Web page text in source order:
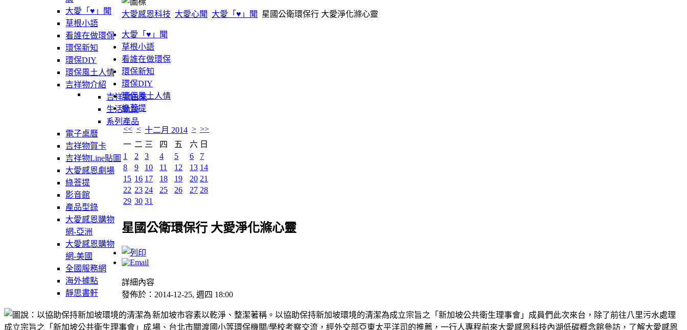
大愛「♥」聞
草根小語
看誰在做環保
環保新知
環保DIY
環保風土人情
吉祥物介紹
吉祥物由來
生活軌跡
系列產品
電子桌曆
吉祥物賀卡
吉祥物Line貼圖
大愛感恩劇場
綠菩提
影音館
產品型錄
大愛感恩購物
網-亞洲
大愛感恩購物
網-美國
全國服務網
海外據點
靜思書軒
大愛感恩科技 大愛心聞 大愛「♥」聞 星國公衛環保行 大愛淨化滌心靈
大愛「♥」聞
草根小語
看誰在做環保
環保新知
環保DIY
環保風土人情
綠菩提
<< < 十二月 2014 > >>
一 二 三 四 五 六 日
1
2 3 4 5 6
7
8
9 10 11 12 13 14
15 16 17 18 19 20 21
22 23 24 25 26 27 28
29 30 31
星國公衛環保行 大愛淨化滌心靈
詳細內容
發佈於：2014-12-25, 週四 18:00
新加坡市容素以乾淨、整潔著稱。以協助保持新加坡環境的清潔為成立宗旨之「新加坡公共衛生理事會」成員們此次來台，除了前往八里污水處理
場、台北市關渡國小等環保機關/學校考察交流，經外交部亞東太平洋司的推薦，一行人專程前來大愛感恩科技內湖低碳概念館參訪，了解大愛感恩